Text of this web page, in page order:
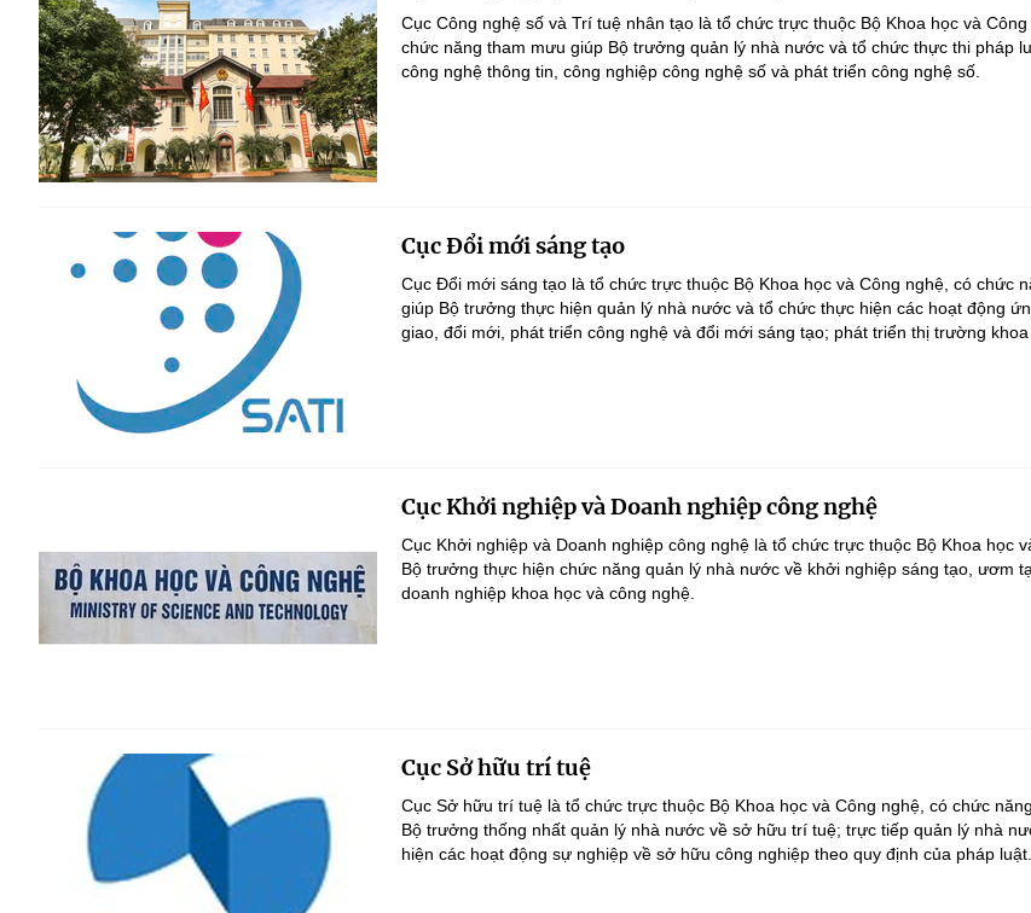
Cục Công nghệ số và Trí tuệ nhân tạo là tổ chức trực thuộc Bộ Khoa học và
chức năng tham mưu giúp Bộ trưởng quản lý nhà nước và tổ chức thực thi pháp
công nghệ thông tin, công nghiệp công nghệ số và phát triển công nghệ số.
Cục Đổi mới sáng tạo
Cục Đổi mới sáng tạo là tổ chức trực thuộc Bộ Khoa học và Công nghệ, có chức
giúp Bộ trưởng thực hiện quản lý nhà nước và tổ chức thực hiện các hoạt động
giao, đổi mới, phát triển công nghệ và đổi mới sáng tạo; phát triển thị trường khoa
Cục Khởi nghiệp và Doanh nghiệp công nghệ
Cục Khởi nghiệp và Doanh nghiệp công nghệ là tổ chức trực thuộc Bộ Khoa học
Bộ trưởng thực hiện chức năng quản lý nhà nước về khởi nghiệp sáng tạo, ươm
doanh nghiệp khoa học và công nghệ.
Cục Sở hữu trí tuệ
Cục Sở hữu trí tuệ là tổ chức trực thuộc Bộ Khoa học và Công nghệ, có chức
Bộ trưởng thống nhất quản lý nhà nước về sở hữu trí tuệ; trực tiếp quản lý nhà
hiện các hoạt động sự nghiệp về sở hữu công nghiệp theo quy định của pháp luật.